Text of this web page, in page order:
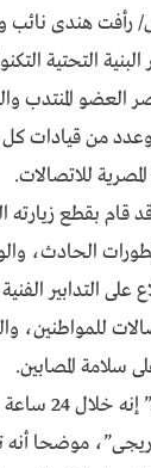
رأفت هندى نائب
التحتية
العضو المنتدب
وعدد من قيادات
للاتصالات.
بقطع زيارته
تطورات الحادث،
على التدابير
للمواطنين،
سلامة المصابين.
وقال
موضحا أنه